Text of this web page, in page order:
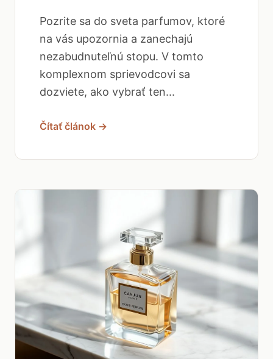
Pozrite sa do sveta parfumov, ktoré
na vás upozornia a zanechajú
nezabudnuteľnú stopu. V tomto
komplexnom sprievodcovi sa
dozviete, ako vybrať ten...
Čítať článok →